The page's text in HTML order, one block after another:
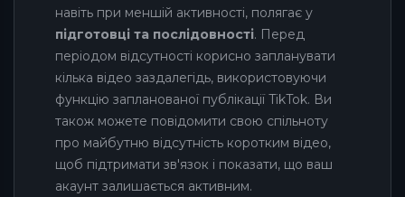
навіть при меншій активності, полягає у
підготовці та послідовності. Перед
періодом відсутності корисно запланувати
кілька відео заздалегідь, використовуючи
функцію запланованої публікації TikTok. Ви
також можете повідомити свою спільноту
про майбутню відсутність коротким відео,
щоб підтримати зв'язок і показати, що ваш
акаунт залишається активним.